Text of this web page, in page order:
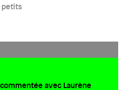
petits
avec Laurène